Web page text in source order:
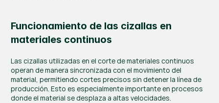
Funcionamiento de las cizallas en
materiales continuos
Las cizallas utilizadas en el corte de materiales continuos
operan de manera sincronizada con el movimiento del
material, permitiendo cortes precisos sin detener la línea de
producción. Esto es especialmente importante en procesos
donde el material se desplaza a altas velocidades.